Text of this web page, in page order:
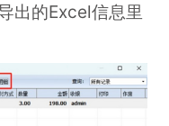
出的Excel信息里